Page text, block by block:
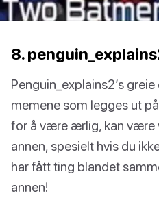
8.
Penguin_explains2’s
memene som legges ut
for å være ærlig, kan være
annen, spesielt hvis du
har fått ting blandet
annen!